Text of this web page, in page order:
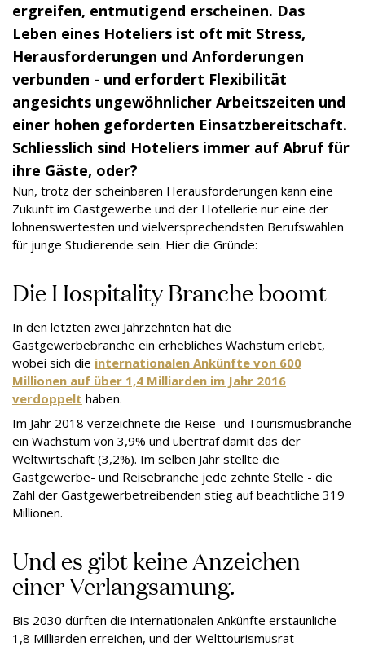
ergreifen, entmutigend erscheinen. Das
Leben eines Hoteliers ist oft mit Stress,
Herausforderungen und Anforderungen
verbunden - und erfordert Flexibilität
angesichts ungewöhnlicher Arbeitszeiten und
einer hohen geforderten Einsatzbereitschaft.
Schliesslich sind Hoteliers immer auf Abruf für
ihre Gäste, oder?
Nun, trotz der scheinbaren Herausforderungen kann eine
Zukunft im Gastgewerbe und der Hotellerie nur eine der
lohnenswertesten und vielversprechendsten Berufswahlen
für junge Studierende sein. Hier die Gründe:
Die Hospitality Branche boomt
In den letzten zwei Jahrzehnten hat die
Gastgewerbebranche ein erhebliches Wachstum erlebt,
wobei sich die internationalen Ankünfte von 600
Millionen auf über 1,4 Milliarden im Jahr 2016
verdoppelt haben.
Im Jahr 2018 verzeichnete die Reise- und Tourismusbranche
ein Wachstum von 3,9% und übertraf damit das der
Weltwirtschaft (3,2%). Im selben Jahr stellte die
Gastgewerbe- und Reisebranche jede zehnte Stelle - die
Zahl der Gastgewerbetreibenden stieg auf beachtliche 319
Millionen.
Und es gibt keine Anzeichen
einer Verlangsamung.
Bis 2030 dürften die internationalen Ankünfte erstaunliche
1,8 Milliarden erreichen, und der Welttourismusrat